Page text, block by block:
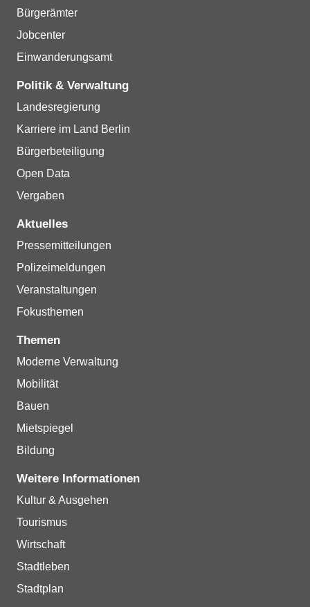
Bürgerämter
Jobcenter
Einwanderungsamt
Politik & Verwaltung
Landesregierung
Karriere im Land Berlin
Bürgerbeteiligung
Open Data
Vergaben
Aktuelles
Pressemitteilungen
Polizeimeldungen
Veranstaltungen
Fokusthemen
Themen
Moderne Verwaltung
Mobilität
Bauen
Mietspiegel
Bildung
Weitere Informationen
Kultur & Ausgehen
Tourismus
Wirtschaft
Stadtleben
Stadtplan